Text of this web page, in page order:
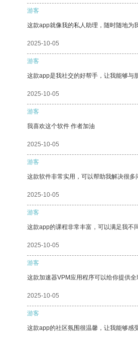
游客
这款app就像我的私人助理，随时随地为
2025-10-05
游客
这款app是我社交的好帮手，让我能够与
2025-10-05
游客
我喜欢这个软件 作者加油
2025-10-05
游客
这款软件非常实用，可以帮助我解决很多
2025-10-05
游客
这款app的课程非常丰富，可以满足我不
2025-10-05
游客
这款加速器VPM应用程序可以给你提供全
2025-10-05
游客
这款app的社区氛围很温馨，让我能够感